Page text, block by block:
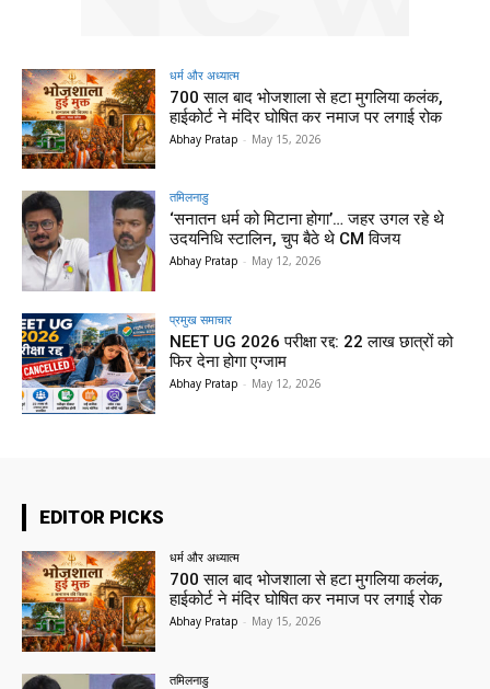
धर्म और अध्यात्म
700 साल बाद भोजशाला से हटा मुगलिया कलंक,
हाईकोर्ट ने मंदिर घोषित कर नमाज पर लगाई रोक
Abhay Pratap - May 15, 2026
तमिलनाडु
‘सनातन धर्म को मिटाना होगा’… जहर उगल रहे थे
उदयनिधि स्टालिन, चुप बैठे थे CM विजय
Abhay Pratap - May 12, 2026
प्रमुख समाचार‎
NEET UG 2026 परीक्षा रद्द: 22 लाख छात्रों को
फिर देना होगा एग्जाम
Abhay Pratap - May 12, 2026
EDITOR PICKS
धर्म और अध्यात्म
700 साल बाद भोजशाला से हटा मुगलिया कलंक,
हाईकोर्ट ने मंदिर घोषित कर नमाज पर लगाई रोक
Abhay Pratap - May 15, 2026
तमिलनाडु